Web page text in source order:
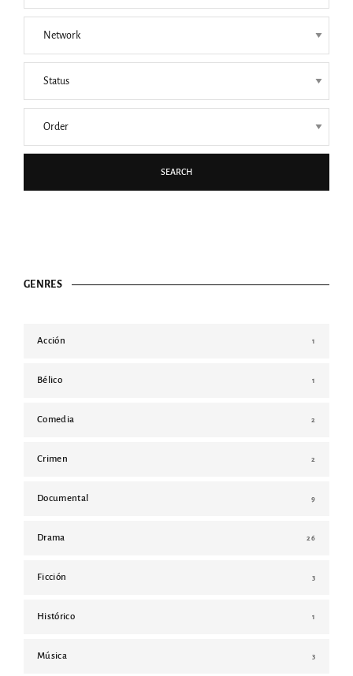
SEARCH
GENRES
Acción 1
Bélico 1
Comedia 2
Crimen 2
Documental 9
Drama 26
Ficción 3
Histórico 1
Música 3